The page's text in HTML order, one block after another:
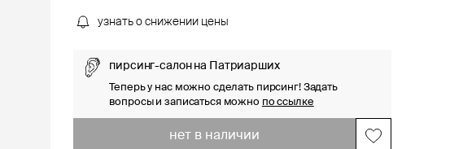
узнать о снижении цены
пирсинг-салон на Патриарших
Теперь у нас можно сделать пирсинг! Задать
вопросы и записаться можно по ссылке
нет в наличии